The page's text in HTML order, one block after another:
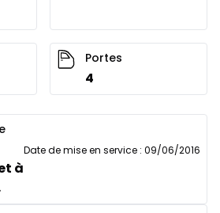
Portes
4
à
Date de mise en service : 09/06/2016